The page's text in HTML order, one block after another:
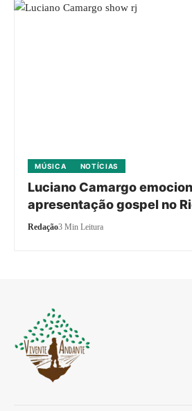
MÚSICA NOTÍCIAS
Luciano Camargo
apresentação gospel no
Redação3 Min Leitura